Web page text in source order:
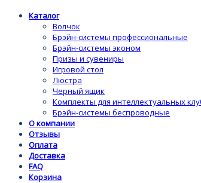
Каталог
Волчок
Брэйн-системы профессиональные
Брэйн-системы эконом
Призы и сувениры
Игровой стол
Люстра
Черный ящик
Комплекты для интеллектуальных
Брэйн-системы беспроводные
О компании
Отзывы
Оплата
Доставка
FAQ
Корзина